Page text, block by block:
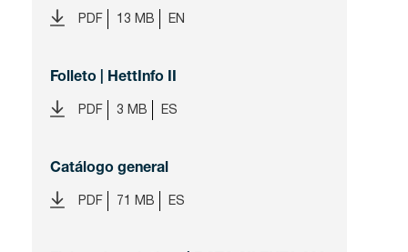
PDF 13 MB EN
Folleto | HettInfo II
PDF 3 MB ES
Catálogo general
PDF 71 MB ES